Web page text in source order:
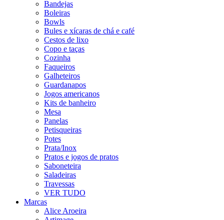
Bandejas
Boleiras
Bowls
Bules e xícaras de chá e café
Cestos de lixo
Copo e taças
Cozinha
Faqueiros
Galheteiros
Guardanapos
Jogos americanos
Kits de banheiro
Mesa
Panelas
Petisqueiras
Potes
Prata/Inox
Pratos e jogos de pratos
Saboneteira
Saladeiras
Travessas
VER TUDO
Marcas
Alice Aroeira